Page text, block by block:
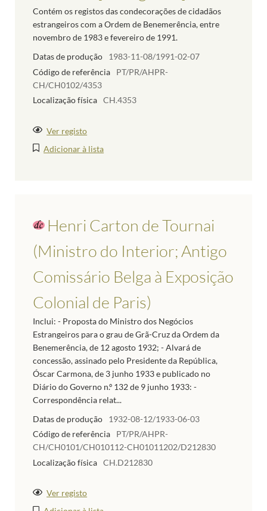
Contém os registos das condecorações de cidadãos
estrangeiros com a Ordem de Benemerência, entre
novembro de 1983 e fevereiro de 1991.
Datas de produção
1983-11-08/1991-02-07
Código de referência
PT/PR/AHPR-
CH/CH0102/4353
Localização física CH.4353
Ver registo
Adicionar à lista
Henri Carton de Tournai
(Ministro do Interior; Antigo
Comissário Belga à Exposição
Colonial de Paris)
Inclui: - Proposta do Ministro dos Negócios
Estrangeiros para o grau de Grã-Cruz da Ordem da
Benemerência, de 12 agosto 1932; - Alvará de
concessão, assinado pelo Presidente da República,
Óscar Carmona, de 3 junho 1933 e publicado no
Diário do Governo n.º 132 de 9 junho 1933: -
Correspondência relat...
Datas de produção
1932-08-12/1933-06-03
Código de referência
PT/PR/AHPR-
CH/CH0101/CH010112-CH01011202/D212830
Localização física CH.D212830
Ver registo